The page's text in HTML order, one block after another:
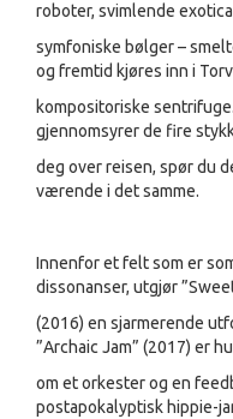
roboter, svimlende
symfoniske bølger –
og fremtid kjøres inn i
kompositoriske
gjennomsyrer de fire
deg over reisen, spør du
værende i det samme.
Innenfor et felt som er
dissonanser, utgjør
(2016) en sjarmerende
”Archaic Jam” (2017) er
om et orkester og en
postapokalyptisk hippie-